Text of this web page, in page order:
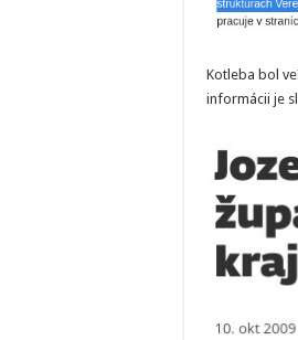
Kotleba bol
informácii je